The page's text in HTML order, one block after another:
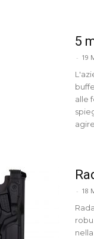
5
- 19
alle
- 18